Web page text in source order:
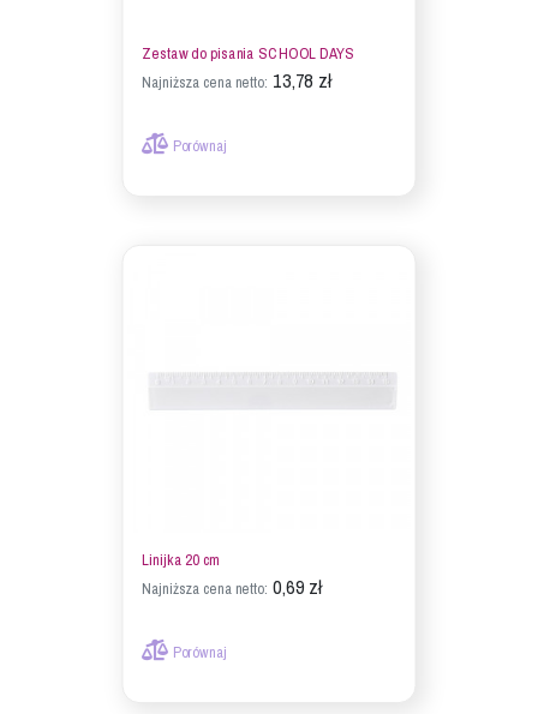
Zestaw do pisania SCHOOL DAYS
Najniższa cena netto: 13,78 zł
Porównaj
Linijka 20 cm
Najniższa cena netto: 0,69 zł
Porównaj